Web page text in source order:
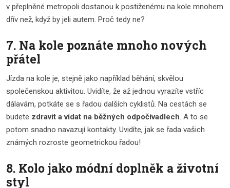
v přeplněné metropoli dostanou k postiženému na kole mnohem
dřív než, když by jeli autem. Proč tedy ne?
7. Na kole poznáte mnoho nových
přátel
Jízda na kole je, stejně jako například běhání, skvělou
společenskou aktivitou. Uvidíte, že až jednou vyrazíte vstříc
dálavám, potkáte se s řadou dalších cyklistů. Na cestách se
budete zdravit a vídat na běžných odpočívadlech. A to se
potom snadno navazují kontakty. Uvidíte, jak se řada vašich
známých rozroste geometrickou řadou!
8. Kolo jako módní doplněk a životní
styl